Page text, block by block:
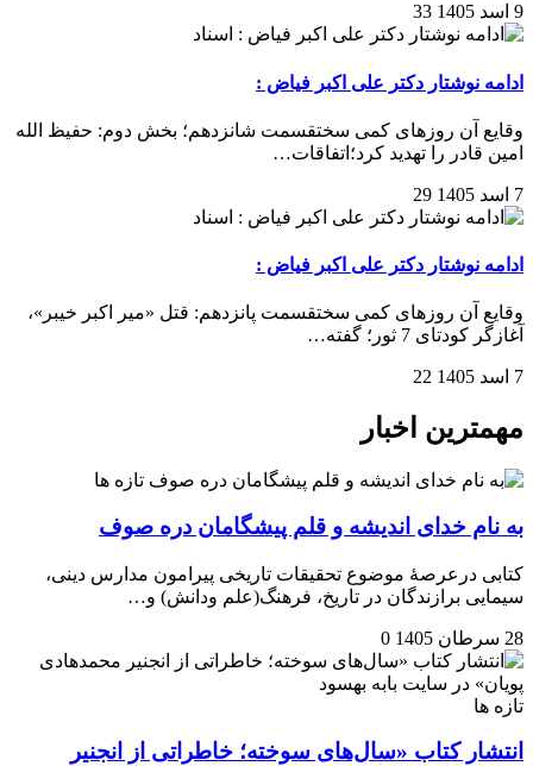
9 اسد 1405
33
اسناد
ادامه نوشتار دکتر علی اکبر فیاض :
وقایع آن روزهای کمی سختقسمت شانزدهم؛ بخش دوم: حفیظ الله
امین قادر را تهدید کرد؛اتفاقات…
7 اسد 1405
29
اسناد
ادامه نوشتار دکتر علی اکبر فیاض :
وقایع آن روزهای کمی سختقسمت پانزدهم: قتل «میر اکبر خیبر»،
آغازگر کودتای 7 ثور؛ گفته…
7 اسد 1405 22
مهمترین اخبار
تازه ها
به نام خدای اندیشه و قلم پیشگامان دره صوف
کتابی درعرصۀ موضوع تحقیقات تاریخی پیرامون مدارس دینی،
سیمایی برازندگان در تاریخ، فرهنگ(علم ودانش) و…
28 سرطان 1405 0
تازه ها
انتشار کتاب «سال‌های سوخته؛ خاطراتی از انجنیر